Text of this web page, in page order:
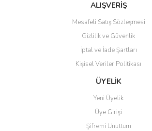
ALIŞVERİŞ
Mesafeli Satış Sözleşmesi
Gizlilik ve Güvenlik
İptal ve İade Şartları
Kişisel Veriler Politikası
ÜYELİK
Yeni Üyelik
Üye Girişi
Şifremi Unuttum